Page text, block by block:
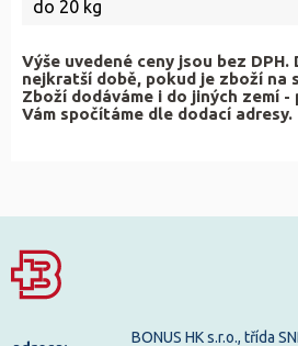
do 20 kg
Výše uvedené ceny jsou bez DPH.
nejkratší době, pokud je zboží na
Zboží dodáváme i do jiných zemí
Vám spočítáme dle dodací adresy.
BONUS HK s.r.o., třída